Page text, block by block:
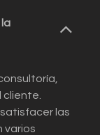
las
varios